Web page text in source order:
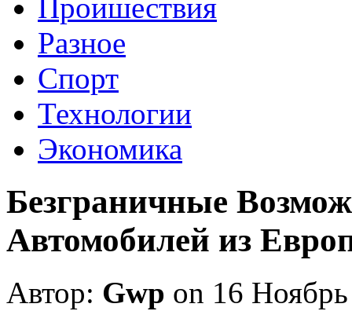
Проишествия
Разное
Спорт
Технологии
Экономика
Безграничные
Автомобилей из
Автор: Gwp on 16